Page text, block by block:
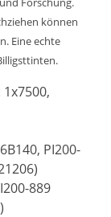
können
Eine echte
PI200-
889